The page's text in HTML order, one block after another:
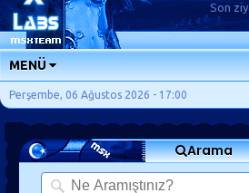
Son
MENÜ
ANA SAYFA
FORUMLAR
SORU-CEVAP
GÜNLÜKLER
Perşembe, 06 Ağustos 2026 - 17:00
Arama